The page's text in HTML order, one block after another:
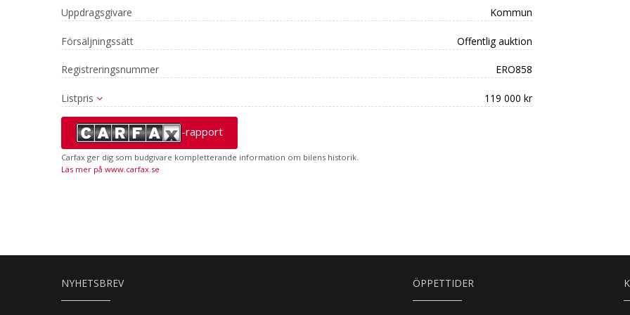
Uppdragsgivare Kommun
Försäljningssätt Offentlig auktion
Registreringsnummer ERO858
Listpris 119 000 kr
-rapport
Carfax ger dig som budgivare kompletterande information om bilens historik.
Läs mer på www.carfax.se
NYHETSBREV ÖPPETTIDER